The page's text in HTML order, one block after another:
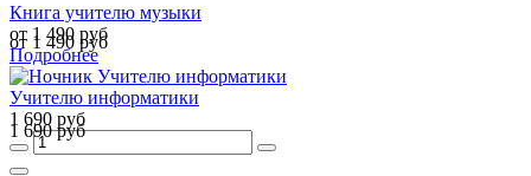
Книга учителю музыки
от 1 490 руб
от 1 490 руб
Подробнее
Учителю информатики
1 690 руб
1 690 руб